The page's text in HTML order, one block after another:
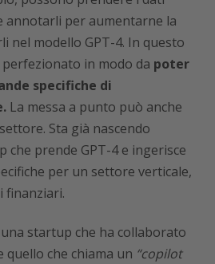
annotarli per aumentarne la
nel modello GPT-4. In questo
in modo da poter
specifiche di
La messa a punto può anche
Sta già nascendo
che prende GPT-4 e ingerisce
per un settore verticale,
finanziari.
startup che ha collaborato
quello che chiama un “copilot